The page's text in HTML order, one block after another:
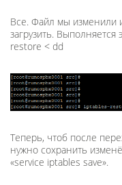
Все. Файл мы изменили
загрузить.
restore < dd
Теперь, чтоб после
нужно сохранить
«service iptables save».